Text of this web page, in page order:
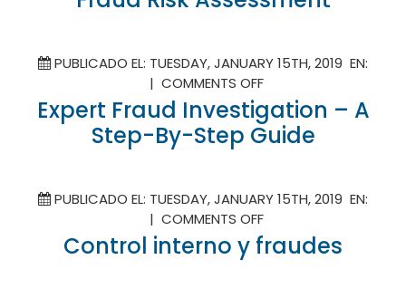
RISK
PUBLICADO EL: TUESDAY, JANUARY 15TH, 2019 EN:
| COMMENTS OFFON
EXPERT
FRAUD
INVESTIGATION
STEP-
BY-
STEP
Expert Fraud Investigation – A
Step-By-Step Guide
PUBLICADO EL: TUESDAY, JANUARY 15TH, 2019 EN:
| COMMENTS OFFON
CONTROL
INTERNO
Control interno y fraudes